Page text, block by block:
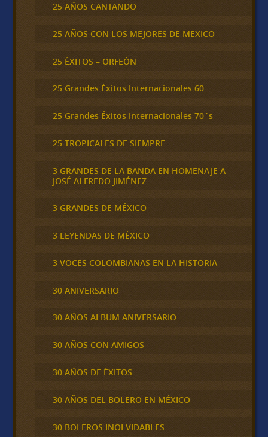
25 AÑOS CANTANDO
25 AÑOS CON LOS MEJORES DE MEXICO
25 ÉXITOS – ORFEÓN
25 Grandes Éxitos Internacionales 60
25 Grandes Éxitos Internacionales 70´s
25 TROPICALES DE SIEMPRE
3 GRANDES DE LA BANDA EN HOMENAJE A
JOSÉ ALFREDO JIMÉNEZ
3 GRANDES DE MÉXICO
3 LEYENDAS DE MÉXICO
3 VOCES COLOMBIANAS EN LA HISTORIA
30 ANIVERSARIO
30 AÑOS ALBUM ANIVERSARIO
30 AÑOS CON AMIGOS
30 AÑOS DE ÉXITOS
30 AÑOS DEL BOLERO EN MÉXICO
30 BOLEROS INOLVIDABLES